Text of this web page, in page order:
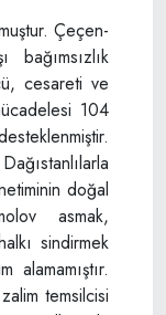
Çeçen-
bağımsızlık
cesareti ve
104
doğal
asmak,
sindirmek
alamamıştır.
temsilcisi